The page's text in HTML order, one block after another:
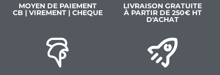
MOYEN DE PAIEMENT
CB | VIREMENT | CHEQUE
LIVRAISON GRATUITE
À PARTIR DE 250€ HT
D'ACHAT